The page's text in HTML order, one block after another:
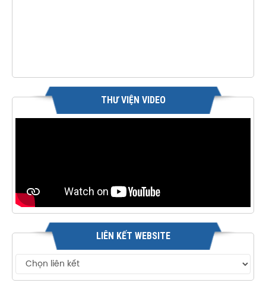
THƯ VIỆN VIDEO
LIÊN KẾT WEBSITE